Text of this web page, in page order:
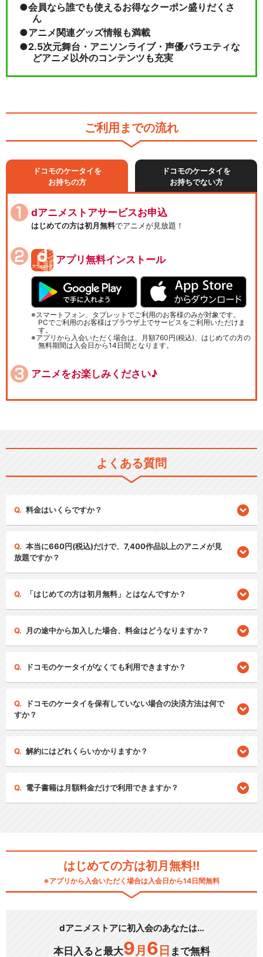
会員なら誰でも使えるお得なクーポン盛りだくさ
ん
アニメ関連グッズ情報も満載
2.5次元舞台・アニソンライブ・声優バラエティな
どアニメ以外のコンテンツも充実
ご利用までの流れ
ドコモのケータイを
お持ちの方
ドコモのケータイを
お持ちでない方
dアニメストアサービスお申込
はじめての方は初月無料でアニメが見放題！
アプリ無料インストール
スマートフォン、タブレットでご利用のお客様のみが対象です。
PCでご利用のお客様はブラウザ上でサービスをご利用いただけま
す。
アプリから入会いただく場合は、月額760円(税込)、はじめての方の
無料期間は入会日から14日間となります。
アニメをお楽しみください♪
よくある質問
料金はいくらですか？
本当に660円(税込)だけで、7,400作品以上のアニメが見
放題ですか？
「はじめての方は初月無料」とはなんですか？
月の途中から加入した場合、料金はどうなりますか？
ドコモのケータイがなくても利用できますか？
ドコモのケータイを保有していない場合の決済方法は何で
すか？
解約にはどれくらいかかりますか？
電子書籍は月額料金だけで利用できますか？
はじめての方は初月無料!!
※アプリから入会いただく場合は入会日から14日間無料
dアニメストアに初入会のあなたは…
本日入ると最大9 月 6 日 まで無料